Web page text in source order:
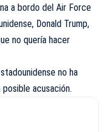
a bordo del Air Force
Donald Trump,
no quería hacer
no ha
acusación.